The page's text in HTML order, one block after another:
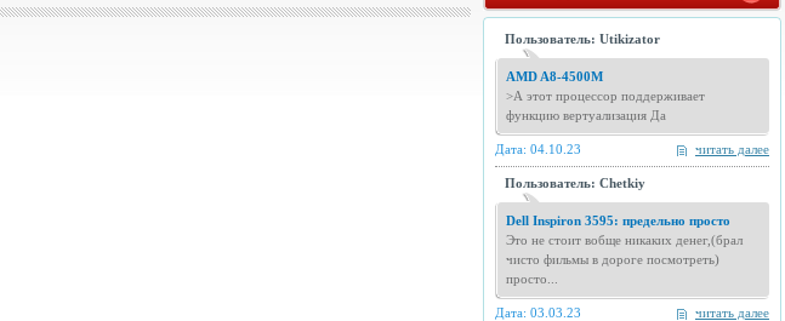
Пользователь: Utikizator
AMD A8-4500M
>А этот процессор поддерживает
функцию вертуализация Да
читать далее
Дата: 04.10.23
Пользователь: Chetkiy
Dell Inspiron 3595: предельно просто
Это не стоит вобще никаких денег,(брал
чисто фильмы в дороге посмотреть)
просто...
читать далее
Дата: 03.03.23